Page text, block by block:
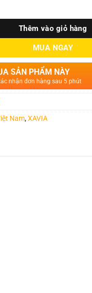
Thêm vào giỏ hàng
MUA NGAY
SẢN PHẨM NÀY
nhận đơn hàng sau 5 phút
Nam,XAVIA